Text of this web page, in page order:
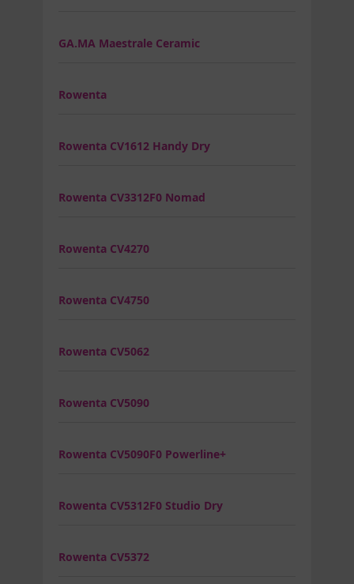
GA.MA Maestrale Ceramic
Rowenta
Rowenta CV1612 Handy Dry
Rowenta CV3312F0 Nomad
Rowenta CV4270
Rowenta CV4750
Rowenta CV5062
Rowenta CV5090
Rowenta CV5090F0 Powerline+
Rowenta CV5312F0 Studio Dry
Rowenta CV5372